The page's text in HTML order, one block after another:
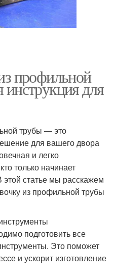
профильной
для
трубы — это
для вашего двора
и легко
только начинает
этой статье мы расскажем
из профильной трубы
подготовить все
Это поможет
и ускорит изготовление